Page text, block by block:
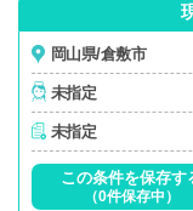
岡山県/倉敷市
未指定
未指定
この条件を保存す
（0件保存中）